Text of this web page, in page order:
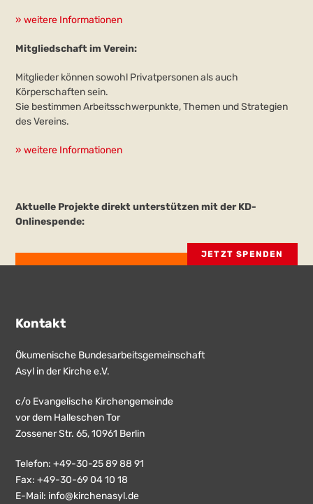
» weitere Informationen
Mitgliedschaft im Verein:
Mitglieder können sowohl Privatpersonen als auch
Körperschaften sein.
Sie bestimmen Arbeitsschwerpunkte, Themen und Strategien
des Vereins.
» weitere Informationen
Aktuelle Projekte direkt unterstützen mit der KD-
Onlinespende:
JETZT SPENDEN
Kontakt
Ökumenische Bundesarbeitsgemeinschaft
Asyl in der Kirche e.V.
c/o Evangelische Kirchengemeinde
vor dem Halleschen Tor
Zossener Str. 65, 10961 Berlin
Telefon: +49-30-25 89 88 91
Fax: +49-30-69 04 10 18
E-Mail: info@kirchenasyl.de